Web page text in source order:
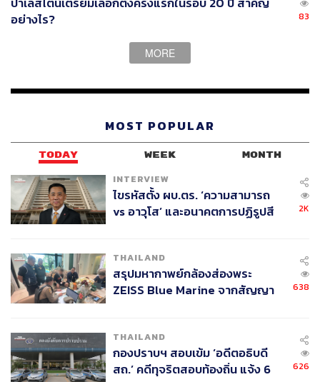
ขบวนพาไปสู่ความเป็นประชาธิปไตยและการแก้ปัญหา
“เราไม่อวดอ้างว่าจะเป็นผู้นำพรรคการเมืองฝ่าย
ประชาธิปไตย แต่ในแง่การจัดขบวนเราจะพยายามก้าวไปสู่
อำนาจของ พล.อ. ประยุทธ์ ด้วยความเชื่อมั่นว่า ที่
ความไม่เป็นประชาธิปไตย นี่คือภารกิจของ ทษช. จากนี้ไป
อย่างไร?
83
MORE
MOST POPULAR
TODAY WEEK MONTH
INTERVIEW
ไขรหัสตั้ง ผบ.ตร. ‘ความสามารถ
vs อาวุโส’ และอนาคตการปฏิรูปสี
2K
THAILAND
สรุปมหากาพย์กล้องส่องพระ
ZEISS Blue Marine จากสัญญา
จ่ายหนี้-แอบระบุแบรนด์
638
THAILAND
กองปราบฯ สอบเข้ม ‘อดีตอธิบดี
สถ.’ คดีทุจริตสอบท้องถิ่น แจ้ง 6
626